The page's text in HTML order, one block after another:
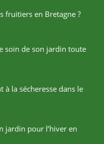
fruitiers en Bretagne ?
soin de son jardin toute
à la sécheresse dans le
jardin pour l’hiver en